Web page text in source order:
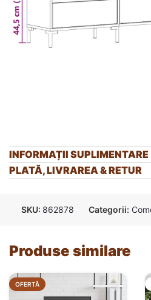
INFORMAȚII SUPLIMENTARE
PLATĂ, LIVRAREA & RETUR
SKU: 862878 Categorii:
Produse similare
OFERTĂ